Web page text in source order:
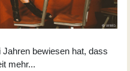
bewiesen hat, dass
mehr...